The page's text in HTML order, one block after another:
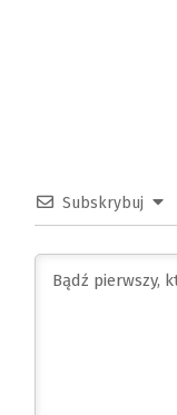
Subskrybuj